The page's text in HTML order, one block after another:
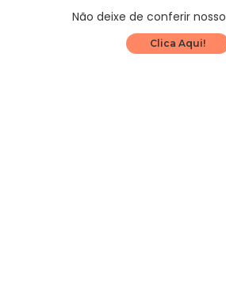
Não deixe de conferir nosso
Clica Aqui!